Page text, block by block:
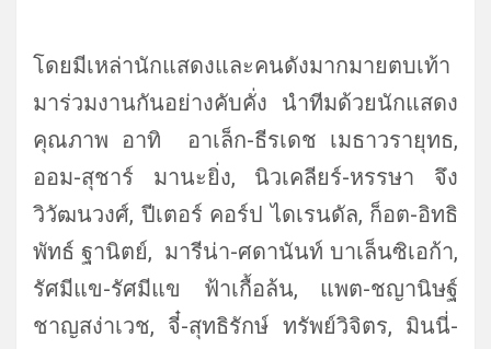
โดยมีเหล่านักแสดงและคนดังมากมายตบเท้า
มาร่วมงานกันอย่างคับคั่ง นำทีมด้วยนักแสดง
คุณภาพ อาทิ อาเล็ก-ธีรเดช เมธาวรายุทธ,
ออม-สุชาร์ มานะยิ่ง, นิวเคลียร์-หรรษา จึง
วิวัฒนวงศ์, ปีเตอร์ คอร์ป ไดเรนดัล, ก็อต-อิทธิ
พัทธ์ ฐานิตย์, มารีน่า-ศดานันท์ บาเล็นซิเอก้า,
รัศมีแข-รัศมีแข ฟ้าเกื้อล้น, แพต-ชญานิษฐ์
ชาญสง่าเวช, จี๋-สุทธิรักษ์ ทรัพย์วิจิตร, มินนี่-